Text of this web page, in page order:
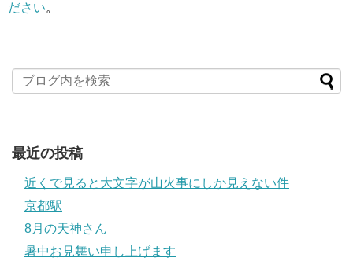
ださい。
最近の投稿
近くで見ると大文字が山火事にしか見えない件
京都駅
8月の天神さん
暑中お見舞い申し上げます